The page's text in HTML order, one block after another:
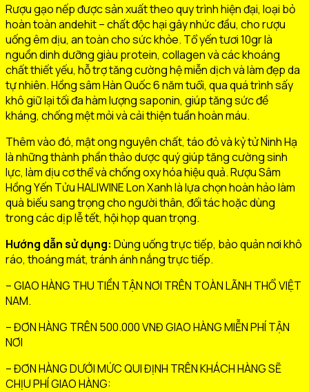
Rượu gạo nếp được sản xuất theo quy trình hiện đại, loại bỏ
hoàn toàn andehit – chất độc hại gây nhức đầu, cho rượu
uống êm dịu, an toàn cho sức khỏe. Tổ yến tươi 10gr là
nguồn dinh dưỡng giàu protein, collagen và các khoáng
chất thiết yếu, hỗ trợ tăng cường hệ miễn dịch và làm đẹp da
tự nhiên. Hồng sâm Hàn Quốc 6 năm tuổi, qua quá trình sấy
khô giữ lại tối đa hàm lượng saponin, giúp tăng sức đề
kháng, chống mệt mỏi và cải thiện tuần hoàn máu.
Thêm vào đó, mật ong nguyên chất, táo đỏ và kỷ tử Ninh Hạ
là những thành phần thảo dược quý giúp tăng cường sinh
lực, làm dịu cơ thể và chống oxy hóa hiệu quả. Rượu Sâm
Hồng Yến Tửu HALIWINE Lon Xanh là lựa chọn hoàn hảo làm
quà biếu sang trọng cho người thân, đối tác hoặc dùng
trong các dịp lễ tết, hội họp quan trọng.
Hướng dẫn sử dụng: Dùng uống trực tiếp, bảo quản nơi khô
ráo, thoáng mát, tránh ánh nắng trực tiếp.
– GIAO HÀNG THU TIỀN TẬN NƠI TRÊN TOÀN LÃNH THỔ VIỆT
NAM.
– ĐƠN HÀNG TRÊN 500.000 VNĐ GIAO HÀNG MIỄN PHÍ TẬN
NƠI
– ĐƠN HÀNG DƯỚI MỨC QUI ĐỊNH TRÊN KHÁCH HÀNG SẼ
CHỊU PHÍ GIAO HÀNG: